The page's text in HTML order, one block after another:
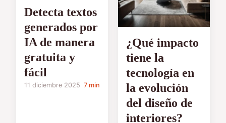
Detecta textos
generados por
IA de manera
gratuita y
fácil
11 diciembre 2025 7 min
¿Qué impacto
tiene la
tecnología en
la evolución
del diseño de
interiores?